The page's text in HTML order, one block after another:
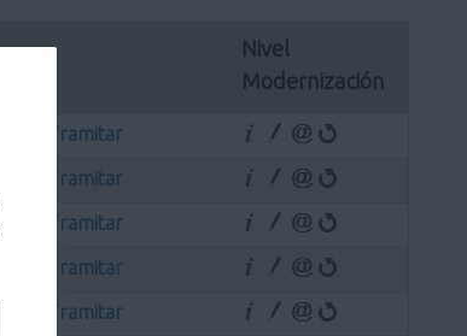
Nivel
Modernización
Tramitar
Tramitar
Tramitar
Tramitar
Tramitar